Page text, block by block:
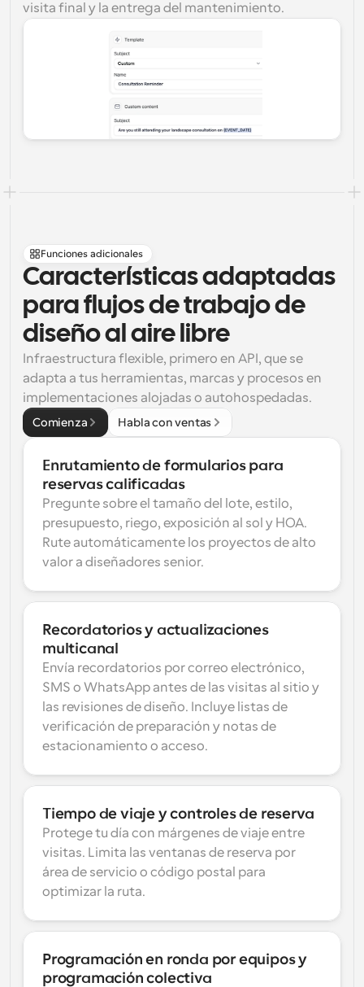
visita final y la entrega del mantenimiento.
Funciones adicionales
Características adaptadas
para flujos de trabajo de
diseño al aire libre
Infraestructura flexible, primero en API, que se
adapta a tus herramientas, marcas y procesos en
implementaciones alojadas o autohospedadas.
Comienza Habla con ventas
Enrutamiento de formularios para
reservas calificadas
Pregunte sobre el tamaño del lote, estilo,
presupuesto, riego, exposición al sol y HOA.
Rute automáticamente los proyectos de alto
valor a diseñadores senior.
Recordatorios y actualizaciones
multicanal
Envía recordatorios por correo electrónico,
SMS o WhatsApp antes de las visitas al sitio y
las revisiones de diseño. Incluye listas de
verificación de preparación y notas de
estacionamiento o acceso.
Tiempo de viaje y controles de reserva
Protege tu día con márgenes de viaje entre
visitas. Limita las ventanas de reserva por
área de servicio o código postal para
optimizar la ruta.
Programación en ronda por equipos y
programación colectiva